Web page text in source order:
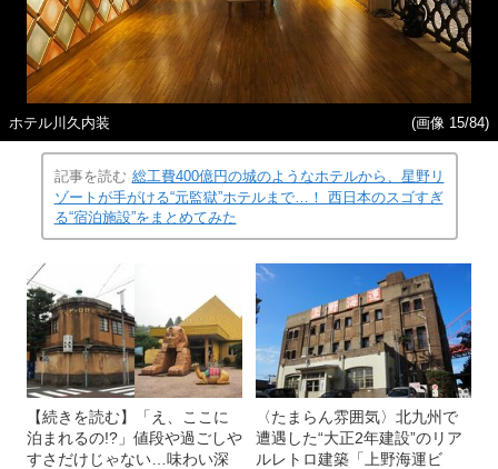
ホテル川久内装 (画像 15/84)
記事を読む 総工費400億円の城のようなホテルから、星野リ
ゾートが手がける“元監獄”ホテルまで…！ 西日本のスゴすぎ
る“宿泊施設”をまとめてみた
【続きを読む】「え、ここに
泊まれるの!?」値段や過ごしや
すさだけじゃない…味わい深
〈たまらん雰囲気〉北九州で
遭遇した“大正2年建設”のリア
ルレトロ建築「上野海運ビ